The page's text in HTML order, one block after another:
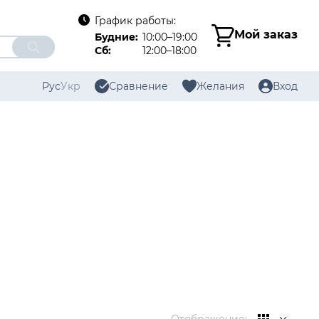
График работы:
Будние: 10:00–19:00
Сб:
12:00–18:00
Мой заказ
РусУкр Сравнение Желания Вход